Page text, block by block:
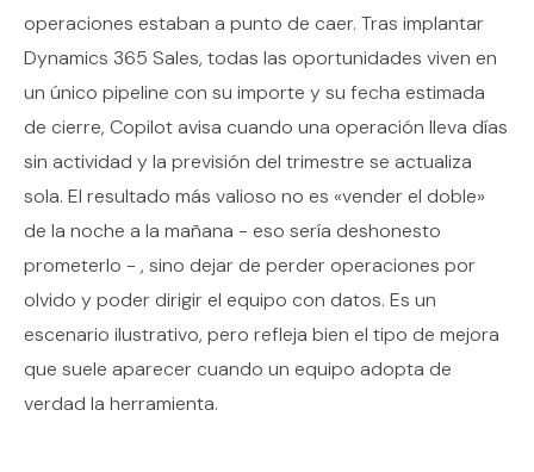
operaciones estaban a punto de caer. Tras implantar
Dynamics 365 Sales, todas las oportunidades viven en
un único pipeline con su importe y su fecha estimada
de cierre, Copilot avisa cuando una operación lleva días
sin actividad y la previsión del trimestre se actualiza
sola. El resultado más valioso no es «vender el doble»
de la noche a la mañana - eso sería deshonesto
prometerlo - , sino dejar de perder operaciones por
olvido y poder dirigir el equipo con datos. Es un
escenario ilustrativo, pero refleja bien el tipo de mejora
que suele aparecer cuando un equipo adopta de
verdad la herramienta.